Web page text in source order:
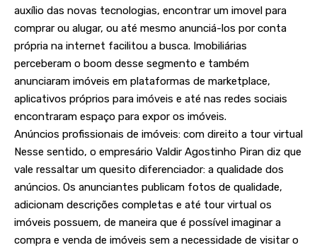
auxílio das novas tecnologias, encontrar um imovel para
comprar ou alugar, ou até mesmo anunciá-los por conta
própria na internet facilitou a busca. Imobiliárias
perceberam o boom desse segmento e também
anunciaram imóveis em plataformas de marketplace,
aplicativos próprios para imóveis e até nas redes sociais
encontraram espaço para expor os imóveis.
Anúncios profissionais de imóveis: com direito a tour virtual
Nesse sentido, o empresário Valdir Agostinho Piran diz que
vale ressaltar um quesito diferenciador: a qualidade dos
anúncios. Os anunciantes publicam fotos de qualidade,
adicionam descrições completas e até tour virtual os
imóveis possuem, de maneira que é possível imaginar a
compra e venda de imóveis sem a necessidade de visitar o